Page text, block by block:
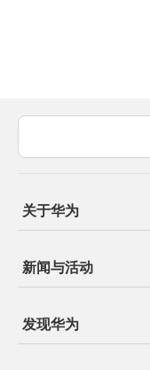
关于华为
新闻与活动
发现华为